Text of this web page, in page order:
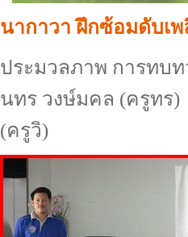
นากาวา ฝึกซ้อมดับเพ
ประมวลภาพ การทบ
นทร วงษ์มคล (ครูทร
(ครูวิ)